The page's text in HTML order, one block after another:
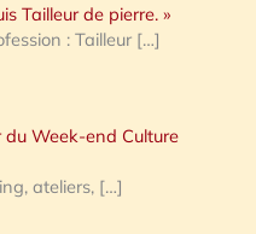
Tailleur de pierre. »
: Tailleur […]
Week-end Culture
ateliers, […]